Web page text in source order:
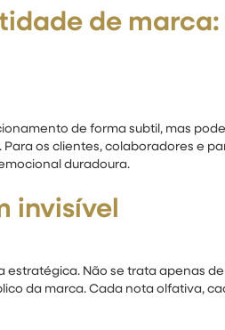
de
de forma subtil, mas
os clientes, colaboradores e
duradoura.
invisível
Não se trata apenas
da marca. Cada nota olfativa,